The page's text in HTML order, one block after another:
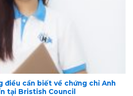
điều cần biết về chứng chỉ Anh
tại Bristish Council